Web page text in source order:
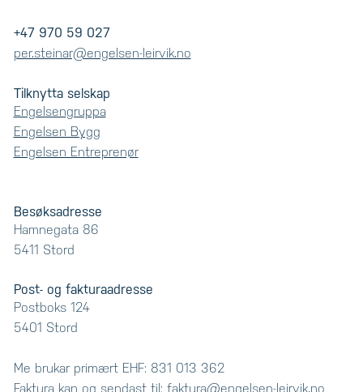
Telefon
+47 970 59 027
E-
per.steinar@engelsen-leirvik.no
Tilknytta selskap
Engelsengruppa
Engelsen Bygg
Engelsen Entreprenør
Besøksadresse
Hamnegata 86
5411 Stord
Post- og fakturaadresse
Postboks 124
5401 Stord
Me brukar primært EHF: 831 013 362
Faktura kan og sendast til: faktura@engelsen-leirvik.no